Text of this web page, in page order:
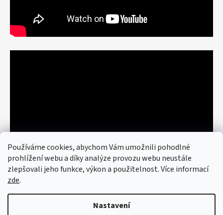
Používáme cookies, abychom Vám umožnili pohodlné
prohlížení webu a díky analýze provozu webu neustále
zlepšovali jeho funkce, výkon a použitelnost. Více informací
zde.
Nastavení